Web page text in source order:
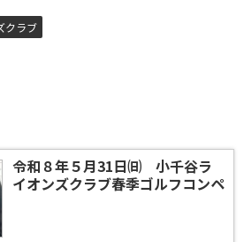
クラブ
令和８年５月31日㈰ 小千谷ラ
イオンズクラブ春季ゴルフコンペ